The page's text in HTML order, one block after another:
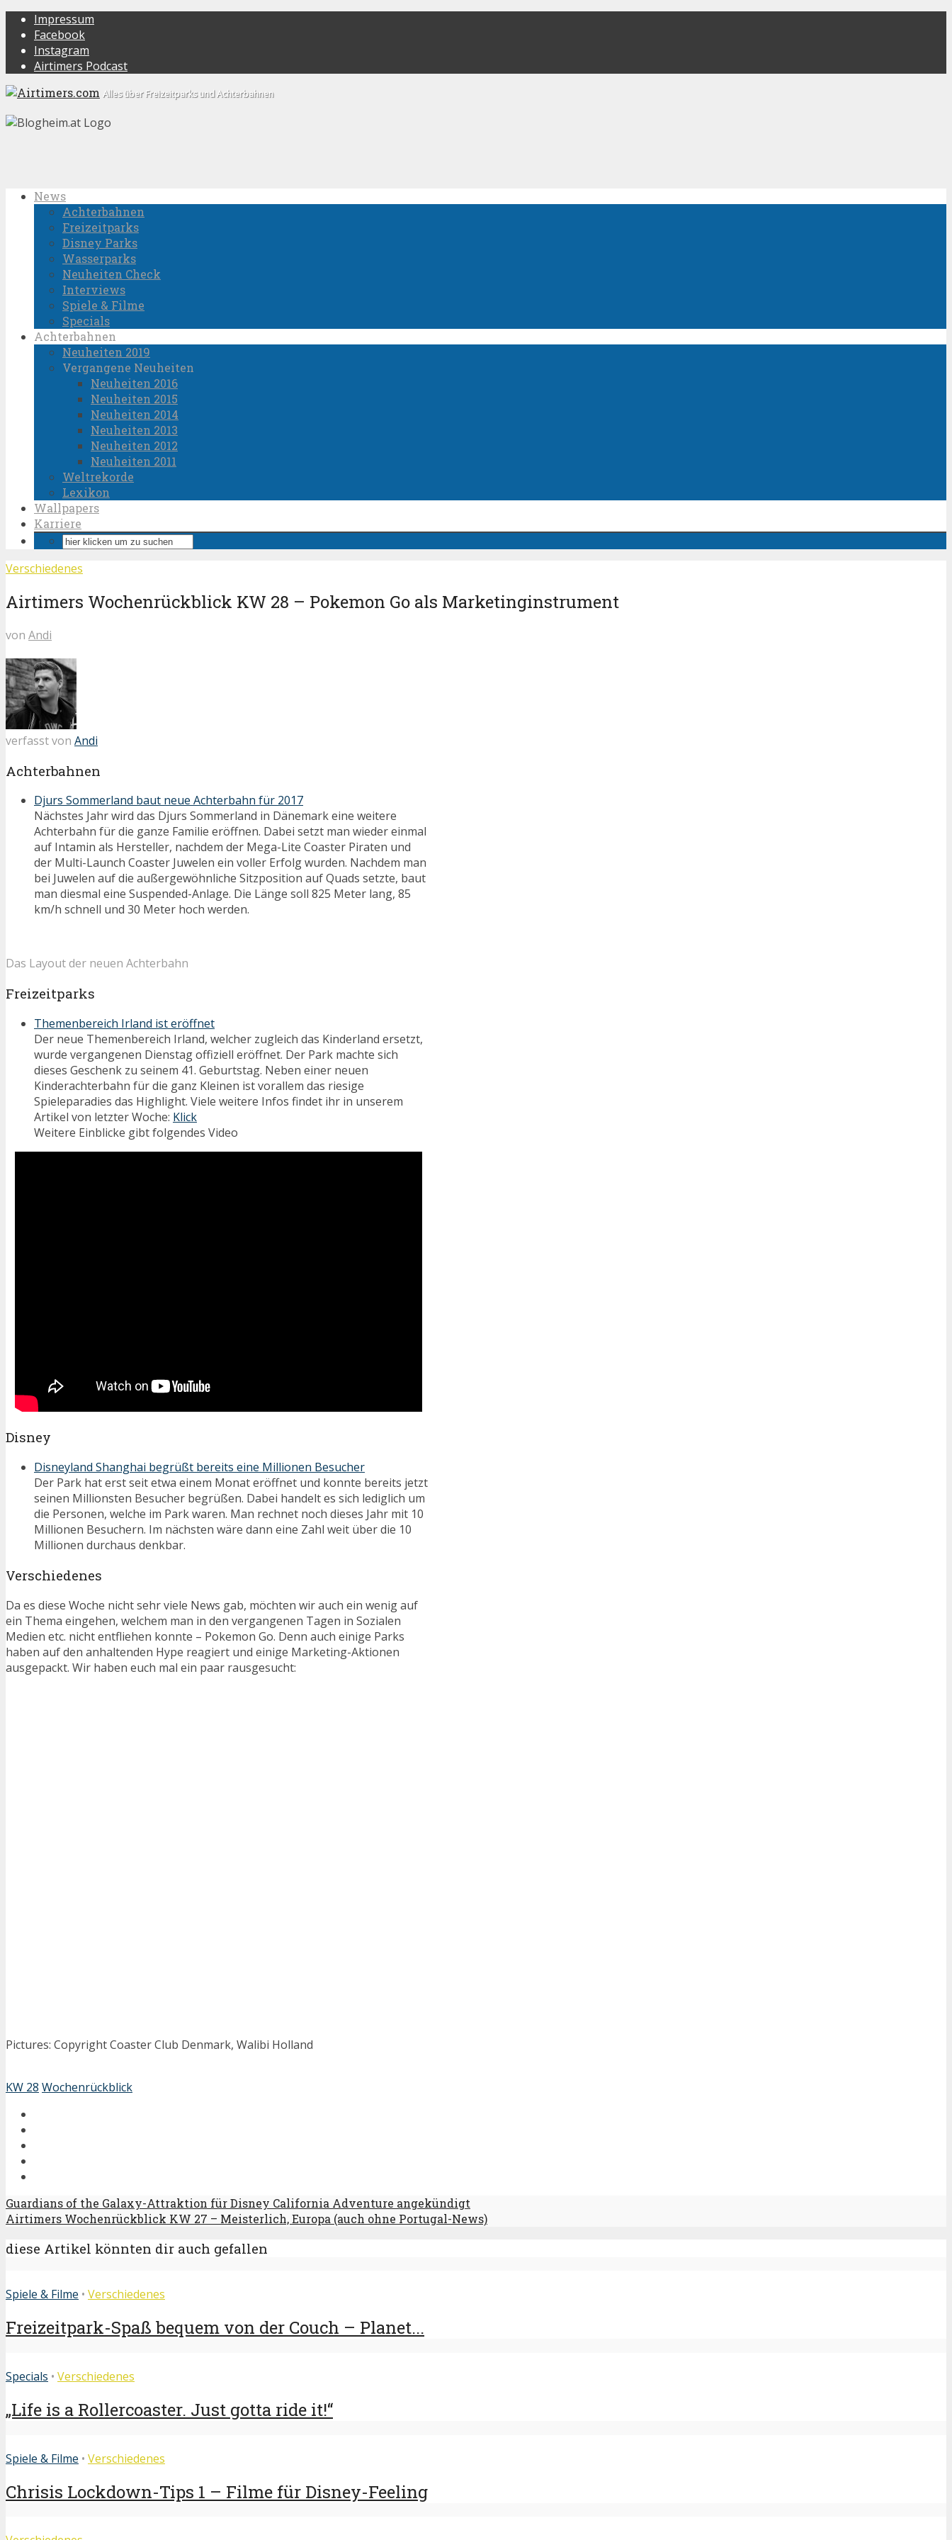
Impressum
Facebook
Instagram
Airtimers Podcast
Alles über Freizeitparks und Achterbahnen
News
Achterbahnen
Freizeitparks
Disney Parks
Wasserparks
Neuheiten Check
Interviews
Spiele & Filme
Specials
Achterbahnen
Neuheiten 2019
Vergangene Neuheiten
Neuheiten 2016
Neuheiten 2015
Neuheiten 2014
Neuheiten 2013
Neuheiten 2012
Neuheiten 2011
Weltrekorde
Lexikon
Wallpapers
Karriere
Verschiedenes
Airtimers Wochenrückblick KW 28 – Pokemon Go als Marketinginstrument
von Andi
verfasst von Andi
Achterbahnen
Djurs Sommerland baut neue Achterbahn für 2017
Nächstes Jahr wird das Djurs Sommerland in Dänemark eine weitere
Achterbahn für die ganze Familie eröffnen. Dabei setzt man wieder einmal
auf Intamin als Hersteller, nachdem der Mega-Lite Coaster Piraten und
der Multi-Launch Coaster Juwelen ein voller Erfolg wurden. Nachdem man
bei Juwelen auf die außergewöhnliche Sitzposition auf Quads setzte, baut
man diesmal eine Suspended-Anlage. Die Länge soll 825 Meter lang, 85
km/h schnell und 30 Meter hoch werden.
Das Layout der neuen Achterbahn
Freizeitparks
Themenbereich Irland ist eröffnet
Der neue Themenbereich Irland, welcher zugleich das Kinderland ersetzt,
wurde vergangenen Dienstag offiziell eröffnet. Der Park machte sich
dieses Geschenk zu seinem 41. Geburtstag. Neben einer neuen
Kinderachterbahn für die ganz Kleinen ist vorallem das riesige
Spieleparadies das Highlight. Viele weitere Infos findet ihr in unserem
Artikel von letzter Woche: Klick
Weitere Einblicke gibt folgendes Video
Disney
Disneyland Shanghai begrüßt bereits eine Millionen Besucher
Der Park hat erst seit etwa einem Monat eröffnet und konnte bereits jetzt
seinen Millionsten Besucher begrüßen. Dabei handelt es sich lediglich um
die Personen, welche im Park waren. Man rechnet noch dieses Jahr mit 10
Millionen Besuchern. Im nächsten wäre dann eine Zahl weit über die 10
Millionen durchaus denkbar.
Verschiedenes
Da es diese Woche nicht sehr viele News gab, möchten wir auch ein wenig auf
ein Thema eingehen, welchem man in den vergangenen Tagen in Sozialen
Medien etc. nicht entfliehen konnte – Pokemon Go. Denn auch einige Parks
haben auf den anhaltenden Hype reagiert und einige Marketing-Aktionen
ausgepackt. Wir haben euch mal ein paar rausgesucht:
Pictures: Copyright Coaster Club Denmark, Walibi Holland
KW 28 Wochenrückblick
Guardians of the Galaxy-Attraktion für Disney California Adventure angekündigt
Airtimers Wochenrückblick KW 27 – Meisterlich, Europa (auch ohne Portugal-News)
diese Artikel könnten dir auch gefallen
Spiele & Filme • Verschiedenes
Freizeitpark-Spaß bequem von der Couch – Planet...
Specials • Verschiedenes
„Life is a Rollercoaster. Just gotta ride it!“
Spiele & Filme • Verschiedenes
Chrisis Lockdown-Tips 1 – Filme für Disney-Feeling